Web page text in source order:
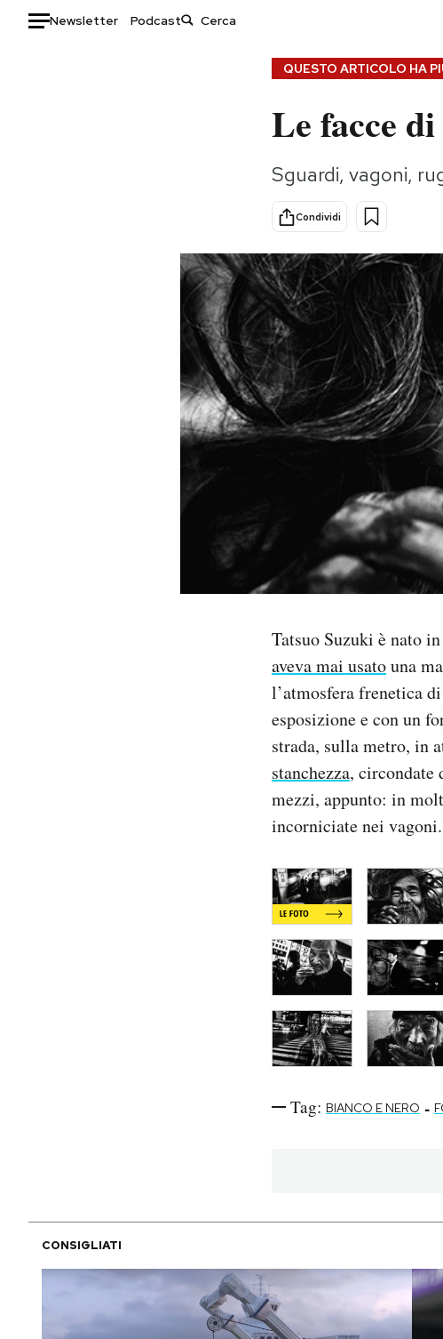
Newsletter Podcast
Consumismi
Storie/Idee
Ok Boomer!
Media
Europa
Altrecose
Mondiali calcio 2026
QUESTO ARTICOLO HA
Le facce
Sguardi, vagoni,
Condividi
Tatsuo Suzuki è nato
aveva mai usatouna
l’atmosfera frenetica
esposizione e con un
strada, sulla metro, in
stanchezza, circondate
mezzi, appunto: in
incorniciate nei
Tag: BIANCO E NERO -
CONSIGLIATI